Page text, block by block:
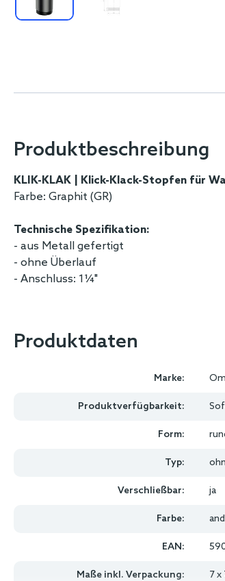
Produktbeschreibung
KLIK-KLAK | Klick-Klack-Stopfen für
Farbe: Graphit (GR)
Technische Spezifikation:
- aus Metall gefertigt
- ohne Überlauf
- Anschluss: 1¼"
Produktdaten
Marke:
Produktverfügbarkeit:
Form:
Typ:
Verschließbar: ja
Farbe:
EAN:
Maße inkl. Verpackung: 7 x